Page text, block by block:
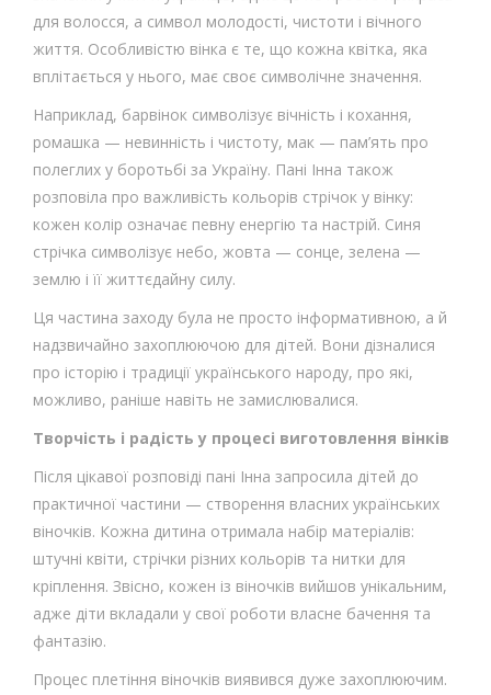
для волосся, а символ молодості, чистоти і вічного
життя. Особливістю вінка є те, що кожна квітка, яка
вплітається у нього, має своє символічне значення.
Наприклад, барвінок символізує вічність і кохання,
ромашка — невинність і чистоту, мак — пам’ять про
полеглих у боротьбі за Україну. Пані Інна також
розповіла про важливість кольорів стрічок у вінку:
кожен колір означає певну енергію та настрій. Синя
стрічка символізує небо, жовта — сонце, зелена —
землю і її життєдайну силу.
Ця частина заходу була не просто інформативною, а й
надзвичайно захоплюючою для дітей. Вони дізналися
про історію і традиції українського народу, про які,
можливо, раніше навіть не замислювалися.
Творчість і радість у процесі виготовлення вінків
Після цікавої розповіді пані Інна запросила дітей до
практичної частини — створення власних українських
віночків. Кожна дитина отримала набір матеріалів:
штучні квіти, стрічки різних кольорів та нитки для
кріплення. Звісно, кожен із віночків вийшов унікальним,
адже діти вкладали у свої роботи власне бачення та
фантазію.
Процес плетіння віночків виявився дуже захоплюючим.